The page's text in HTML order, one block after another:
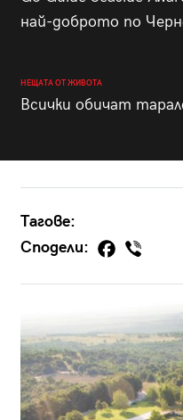
най-доброто по
НЕЩАТА ОТ ЖИВОТА
Всички обичат
Тагове:
Сподели: